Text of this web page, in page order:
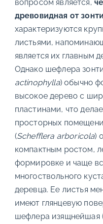
вопросом является,
древовидная от
характеризуются
листьями,
является их главным
Однако шефлера
actinophylla) обычно
высокое дерево с
пластинами, что
просторных
(Schefflera arboricola)
компактным ростом,
формировке и чаще
многоствольного
деревца. Ее листья
имеют глянцевую
шефлера изящнейшая